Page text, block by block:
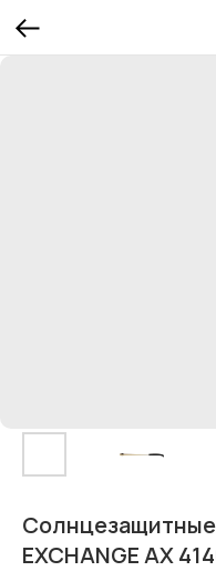
Солнцезащитные
EXCHANGE AX